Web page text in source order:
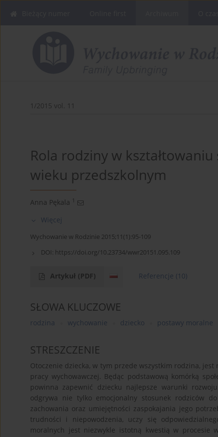
1/2015 vol. 11
Rola rodziny w
wieku przedszkolnym
Anna Pękala 1
Więcej
Wychowanie w Rodzinie 2015;11(1):95-109
DOI: https://doi.org/10.23734/wwr20151.095.109
Artykuł (PDF) Referencje (10)
SŁOWA KLUCZOWE
rodzina wychowanie dziecko postawy moralne
STRESZCZENIE
Otoczenie dziecka, w tym przede wszystkim rodzina,
pracy wychowawczej. Będąc podstawową komórką
powinna zapewnić dziecku najlepsze warunki
odgrywa nie tylko emocjonalny stosunek rodziców
zachowania oraz umiejętności zaspokajania jego
trudności i niepowodzenia, uczy się
moralnych jest niezwykle istotną kwestią w procesie